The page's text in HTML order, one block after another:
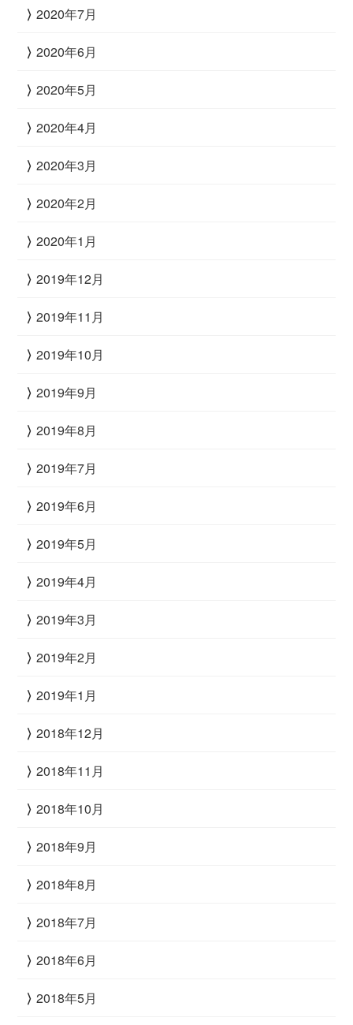
2020年7月
2020年6月
2020年5月
2020年4月
2020年3月
2020年2月
2020年1月
2019年12月
2019年11月
2019年10月
2019年9月
2019年8月
2019年7月
2019年6月
2019年5月
2019年4月
2019年3月
2019年2月
2019年1月
2018年12月
2018年11月
2018年10月
2018年9月
2018年8月
2018年7月
2018年6月
2018年5月